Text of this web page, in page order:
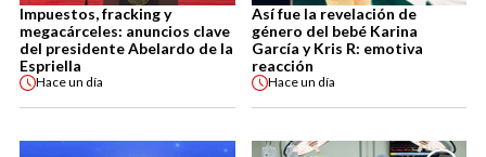
Impuestos, fracking y
megacárceles: anuncios clave
del presidente Abelardo de la
Espriella
Haceun día
Así fue la revelación de
género del bebé Karina
García y Kris R: emotiva
reacción
Haceun día